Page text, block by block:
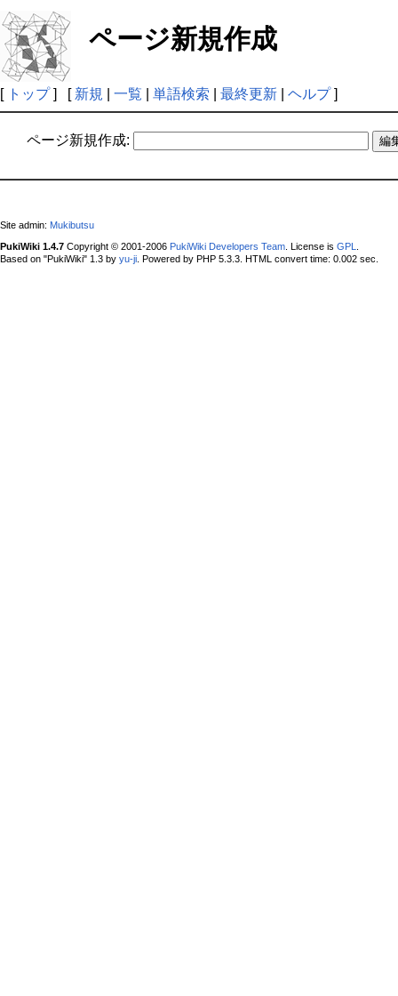
ページ新規作成
[ トップ] [ 新規 一覧 単語検索 最終更新 ヘルプ]
ページ新規作成:
Site admin: Mukibutsu
PukiWiki 1.4.7 Copyright © 2001-2006 PukiWiki Developers Team . License is GPL
Based on "PukiWiki" 1.3 by yu-ji . Powered by PHP 5.3.3. HTML convert time: 0.002 sec.